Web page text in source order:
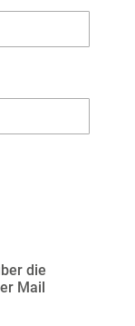
Mail